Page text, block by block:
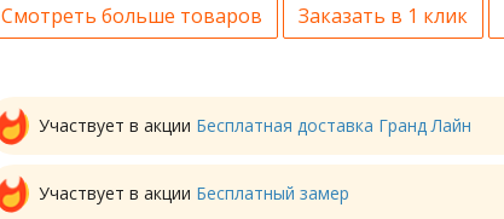
Смотреть больше товаров Заказать в 1 клик
Участвует в акции Бесплатная доставка Гранд Лайн
Участвует в акции Бесплатный замер